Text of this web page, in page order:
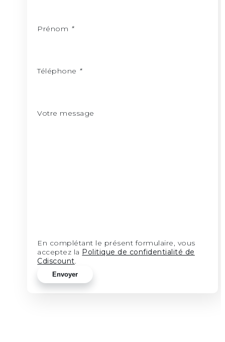
Prénom *
Téléphone *
Votre message
En complétant le présent formulaire, vous
acceptez la Politique de confidentialité de
Cdiscount.